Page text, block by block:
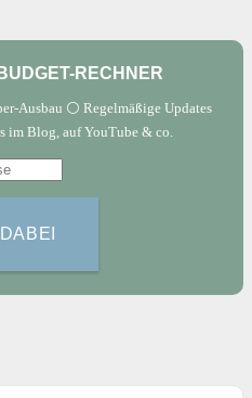
RECHNER
Ausbau ⚪️ Regelmäßige Updates
im Blog, auf YouTube & co.